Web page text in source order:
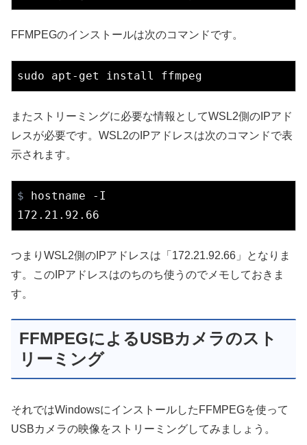
FFMPEGのインストールは次のコマンドです。
またストリーミングに必要な情報としてWSL2側のIPアド
レスが必要です。WSL2のIPアドレスは次のコマンドで表
示されます。
$ hostname -I
つまりWSL2側のIPアドレスは「172.21.92.66」となりま
す。このIPアドレスはのちのち使うのでメモしておきま
す。
FFMPEGによるUSBカメラのスト
リーミング
それではWindowsにインストールしたFFMPEGを使って
USBカメラの映像をストリーミングしてみましょう。